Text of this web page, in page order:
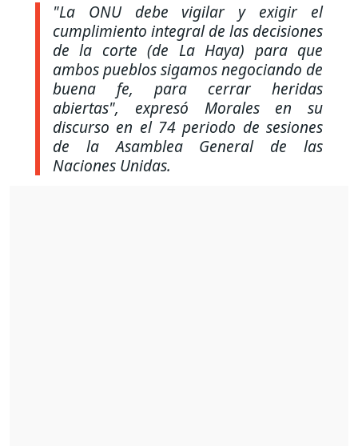
"La ONU debe vigilar y exigir el
cumplimiento integral de las decisiones
de la corte (de La Haya) para que
ambos pueblos sigamos negociando de
buena fe, para cerrar heridas
abiertas", expresó Morales en su
discurso en el 74 periodo de sesiones
de la Asamblea General de las
Naciones Unidas.